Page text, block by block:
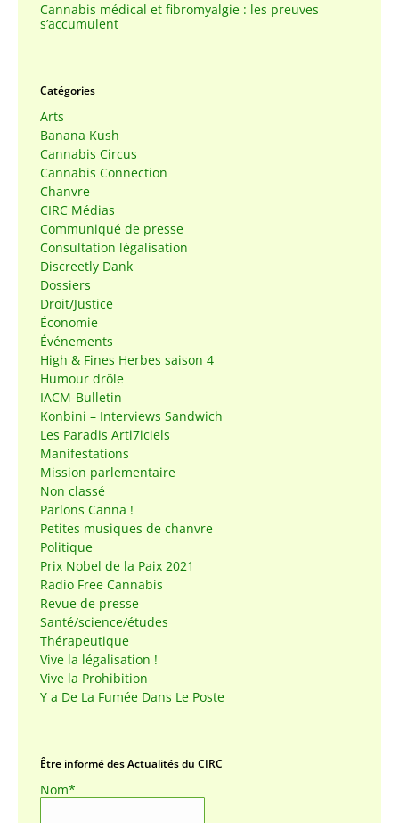
Cannabis médical et fibromyalgie : les preuves
s’accumulent
Catégories
Arts
Banana Kush
Cannabis Circus
Cannabis Connection
Chanvre
CIRC Médias
Communiqué de presse
Consultation légalisation
Discreetly Dank
Dossiers
Droit/Justice
Économie
Événements
High & Fines Herbes saison 4
Humour drôle
IACM-Bulletin
Konbini – Interviews Sandwich
Les Paradis Arti7iciels
Manifestations
Mission parlementaire
Non classé
Parlons Canna !
Petites musiques de chanvre
Politique
Prix Nobel de la Paix 2021
Radio Free Cannabis
Revue de presse
Santé/science/études
Thérapeutique
Vive la légalisation !
Vive la Prohibition
Y a De La Fumée Dans Le Poste
Être informé des Actualités du CIRC
Nom*